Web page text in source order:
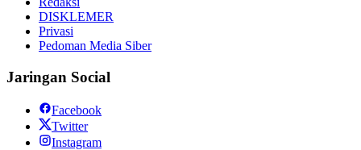
DISKLEMER
Privasi
Pedoman Media Siber
Jaringan Social
Facebook
Twitter
Instagram